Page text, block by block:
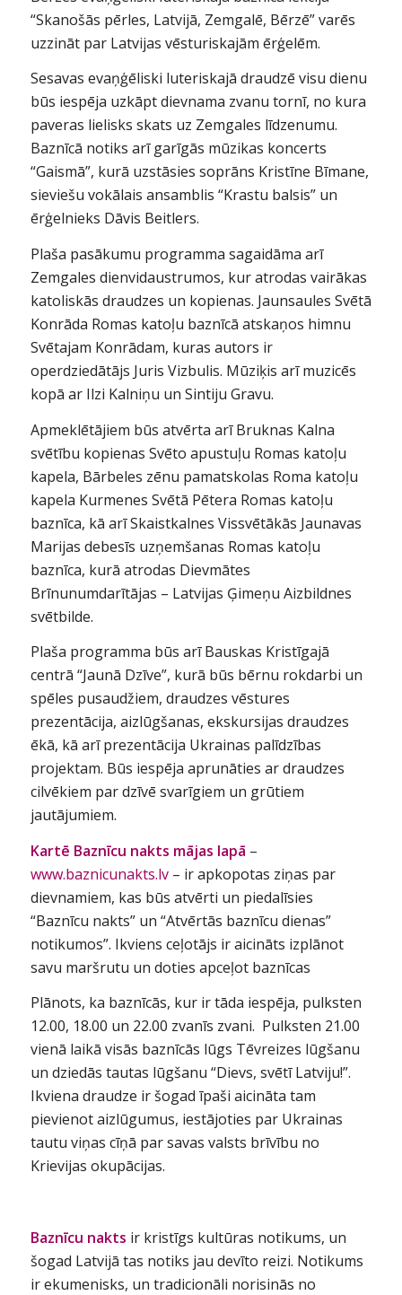
“Skanošās pērles, Latvijā, Zemgalē, Bērzē” varēs
uzzināt par Latvijas vēsturiskajām ērģelēm.
Sesavas evaņģēliski luteriskajā draudzē visu dienu
būs iespēja uzkāpt dievnama zvanu tornī, no kura
paveras lielisks skats uz Zemgales līdzenumu.
Baznīcā notiks arī garīgās mūzikas koncerts
“Gaismā”, kurā uzstāsies soprāns Kristīne Bīmane,
sieviešu vokālais ansamblis “Krastu balsis” un
ērģelnieks Dāvis Beitlers.
Plaša pasākumu programma sagaidāma arī
Zemgales dienvidaustrumos, kur atrodas vairākas
katoliskās draudzes un kopienas. Jaunsaules Svētā
Konrāda Romas katoļu baznīcā atskaņos himnu
Svētajam Konrādam, kuras autors ir
operdziedātājs Juris Vizbulis. Mūziķis arī muzicēs
kopā ar Ilzi Kalniņu un Sintiju Gravu.
Apmeklētājiem būs atvērta arī Bruknas Kalna
svētību kopienas Svēto apustuļu Romas katoļu
kapela, Bārbeles zēnu pamatskolas Roma katoļu
kapela Kurmenes Svētā Pētera Romas katoļu
baznīca, kā arī Skaistkalnes Vissvētākās Jaunavas
Marijas debesīs uzņemšanas Romas katoļu
baznīca, kurā atrodas Dievmātes
Brīnunumdarītājas – Latvijas Ģimeņu Aizbildnes
svētbilde.
Plaša programma būs arī Bauskas Kristīgajā
centrā “Jaunā Dzīve”, kurā būs bērnu rokdarbi un
spēles pusaudžiem, draudzes vēstures
prezentācija, aizlūgšanas, ekskursijas draudzes
ēkā, kā arī prezentācija Ukrainas palīdzības
projektam. Būs iespēja aprunāties ar draudzes
cilvēkiem par dzīvē svarīgiem un grūtiem
jautājumiem.
Kartē Baznīcu nakts mājas lapā –
www.baznicunakts.lv– ir apkopotas ziņas par
dievnamiem, kas būs atvērti un piedalīsies
“Baznīcu nakts” un “Atvērtās baznīcu dienas”
notikumos”. Ikviens ceļotājs ir aicināts izplānot
savu maršrutu un doties apceļot baznīcas
Plānots, ka baznīcās, kur ir tāda iespēja, pulksten
12.00, 18.00 un 22.00 zvanīs zvani. Pulksten 21.00
vienā laikā visās baznīcās lūgs Tēvreizes lūgšanu
un dziedās tautas lūgšanu “Dievs, svētī Latviju!”.
Ikviena draudze ir šogad īpaši aicināta tam
pievienot aizlūgumus, iestājoties par Ukrainas
tautu viņas cīņā par savas valsts brīvību no
Krievijas okupācijas.
Baznīcu nakts ir kristīgs kultūras notikums, un
šogad Latvijā tas notiks jau devīto reizi. Notikums
ir ekumenisks, un tradicionāli norisinās no